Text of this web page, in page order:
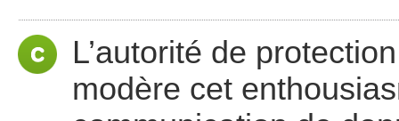
L’autorité de
modère cet